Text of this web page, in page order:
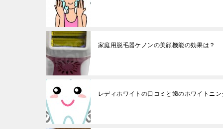
家庭用脱毛器ケノンの美顔機能の効果は？
レディホワイトの口コミと歯のホワイトニン